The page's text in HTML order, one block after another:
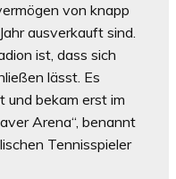
von knapp
ausverkauft sind.
ist, dass sich
lässt. Es
bekam erst im
Arena“, benannt
Tennisspieler